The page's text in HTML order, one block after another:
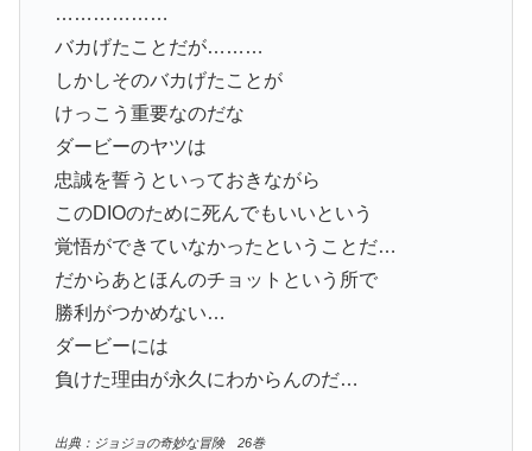
………………
バカげたことだが………
しかしそのバカげたことが
けっこう重要なのだな
ダービーのヤツは
忠誠を誓うといっておきながら
このDIOのために死んでもいいという
覚悟ができていなかったということだ…
だからあとほんのチョットという所で
勝利がつかめない…
ダービーには
負けた理由が永久にわからんのだ…
出典：ジョジョの奇妙な冒険 26巻